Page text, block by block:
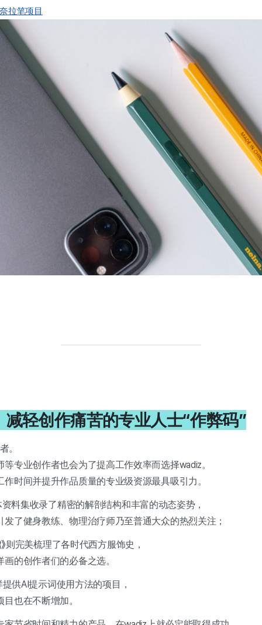
拉笔项目
轻创作痛苦的专业人士“作弊码”
。
专业创作者也会为了提高工作效率而选择wadiz。
时间并提升作品质量的专业级资源最具吸引力。
料集收录了精密的解剖结构和丰富的动态姿势，
了健身教练、物理治疗师乃至普通大众的热烈关注；
则完美梳理了各时代西方服饰史，
的创作者们的必备之选。
供AI提示词使用方法的项目，
也在不断增加。